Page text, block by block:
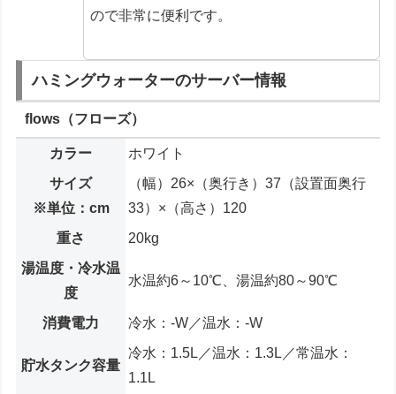
ので非常に便利です。
ハミングウォーターのサーバー情報
flows（フローズ）
カラー
ホワイト
サイズ
※単位：cm
（幅）26×（奥行き）37（設置面奥行
33）×（高さ）120
重さ
20kg
湯温度・冷水温
度
水温約6～10℃、湯温約80～90℃
消費電力 冷水：-W／温水：-W
貯水タンク容量
冷水：1.5L／温水：1.3L／常温水：
1.1L